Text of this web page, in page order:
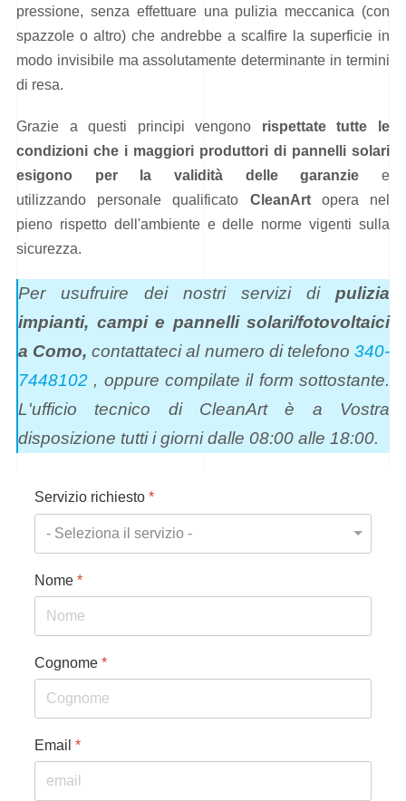
pressione, senza effettuare una pulizia meccanica (con
spazzole o altro) che andrebbe a scalfire la superficie in
modo invisibile ma assolutamente determinante in termini
di resa.
Grazie a questi principi vengono rispettate tutte le
condizioni che i maggiori produttori di pannelli solari
esigono per la validità delle garanzie e
utilizzando personale qualificato CleanArtopera nel
pieno rispetto dell'ambiente e delle norme vigenti sulla
sicurezza.
Per usufruire dei nostri servizi di pulizia
impianti, campi e pannelli solari/fotovoltaici
a Como, contattateci al numero di telefono340-
7448102 , oppure compilate il form sottostante.
L'ufficio tecnico di CleanArt è a Vostra
disposizione tutti i giorni dalle 08:00 alle 18:00.
Servizio richiesto *
Nome *
Cognome *
Email *